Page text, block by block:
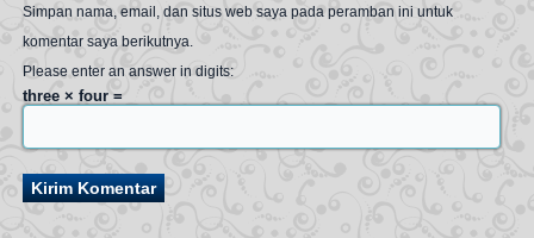
Simpan nama, email, dan situs web saya pada peramban ini untuk
komentar saya berikutnya.
Please enter an answer in digits:
three × four =